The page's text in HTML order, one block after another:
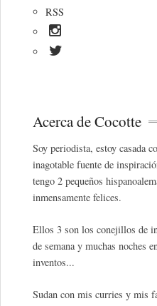
RSS
Acerca de Cocotte
Soy periodista, estoy casada
inagotable fuente de
tengo 2 pequeños
inmensamente felices.
Ellos 3 son los conejillos de
de semana y muchas noches
inventos...
Sudan con mis curries y mis